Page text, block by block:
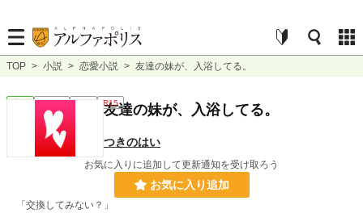
TOP > 小説 > 恋愛小説 > 友達の妹が、入浴してる。
連載中 R15
友達の妹が、入浴してる。
つきのはい
お気に入りに追加して更新通知を受け取ろう
お気に入り追加
「交換してみない？」